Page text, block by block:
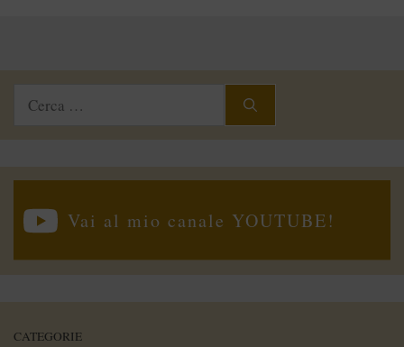
Ricerca
Vai al mio canale YOUTUBE!
CATEGORIE